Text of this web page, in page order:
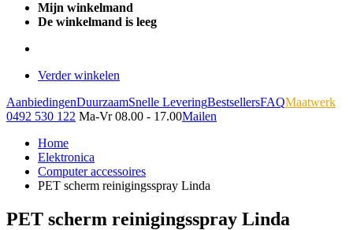
Mijn winkelmand
De winkelmand is leeg
Verder winkelen
AanbiedingenDuurzaamSnelle LeveringBestsellersFAQMaatwerk
0492 530 122 Ma-Vr 08.00 - 17.00Mailen
Home
Elektronica
Computer accessoires
PET scherm reinigingsspray Linda
PET scherm reinigingsspray Linda